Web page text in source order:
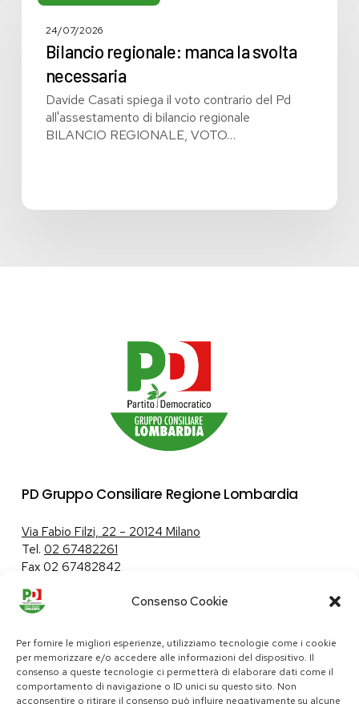
Consenso Cookie
Per fornire le migliori esperienze, utilizziamo tecnologie come i cookie
per memorizzare e/o accedere alle informazioni del dispositivo. Il
consenso a queste tecnologie ci permetterà di elaborare dati come il
comportamento di navigazione o ID unici su questo sito. Non
acconsentire o ritirare il consenso può influire negativamente su alcune
svolta
24/07/2026
Bilancio regionale: manca la svolta
necessaria
Davide Casati spiega il voto contrario del Pd
all'assestamento di bilancio regionale
BILANCIO REGIONALE, VOTO…
PD Gruppo Consiliare Regione Lombardia
Via Fabio Filzi, 22 – 20124 Milano
Tel. 02 67482261
Fax 02 67482842
Tutela dei dati personali|Politica sui cookie
pd@consiglio.regione.lombardia.it